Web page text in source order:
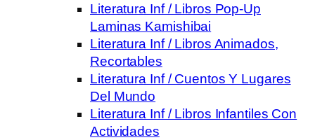
Literatura Inf / Libros Pop-Up
Laminas Kamishibai
Literatura Inf / Libros Animados,
Recortables
Literatura Inf / Cuentos Y Lugares
Del Mundo
Literatura Inf / Libros Infantiles Con
Actividades